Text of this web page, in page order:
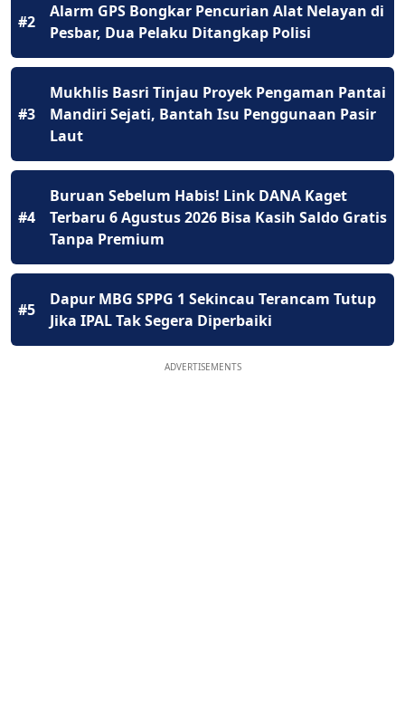
#2
Alarm GPS Bongkar Pencurian Alat Nelayan di
Pesbar, Dua Pelaku Ditangkap Polisi
#3
Mukhlis Basri Tinjau Proyek Pengaman Pantai
Mandiri Sejati, Bantah Isu Penggunaan Pasir
Laut
#4
Buruan Sebelum Habis! Link DANA Kaget
Terbaru 6 Agustus 2026 Bisa Kasih Saldo Gratis
Tanpa Premium
#5
Dapur MBG SPPG 1 Sekincau Terancam Tutup
Jika IPAL Tak Segera Diperbaiki
ADVERTISEMENTS